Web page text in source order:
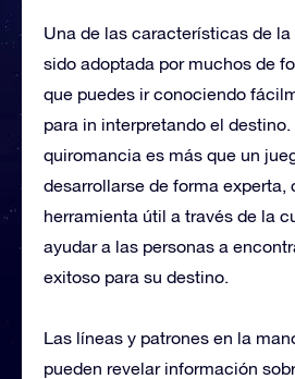
Una de las características de
sido adoptada por muchos de
que puedes ir conociendo
para in interpretando el
quiromancia es más que un
desarrollarse de forma experta,
herramienta útil a través de la
ayudar a las personas a
exitoso para su destino.
Las líneas y patrones en la
pueden revelar información